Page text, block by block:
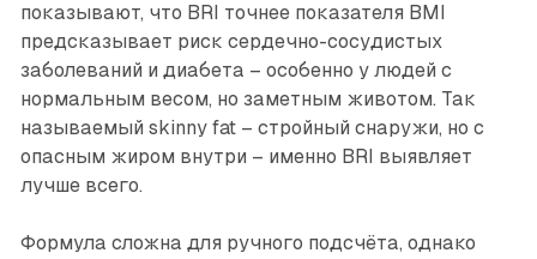
показывают, что BRI точнее показателя BMI
предсказывает риск сердечно-сосудистых
заболеваний и диабета – особенно у людей с
нормальным весом, но заметным животом. Так
называемый skinny fat – стройный снаружи, но с
опасным жиром внутри – именно BRI выявляет
лучше всего.
Формула сложна для ручного подсчёта, однако